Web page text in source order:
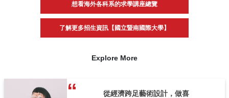
想看海外各科系的求學講座總覽
了解更多招生資訊【國立暨南國際大學】
Explore More
從經濟跨足藝術設計，做喜